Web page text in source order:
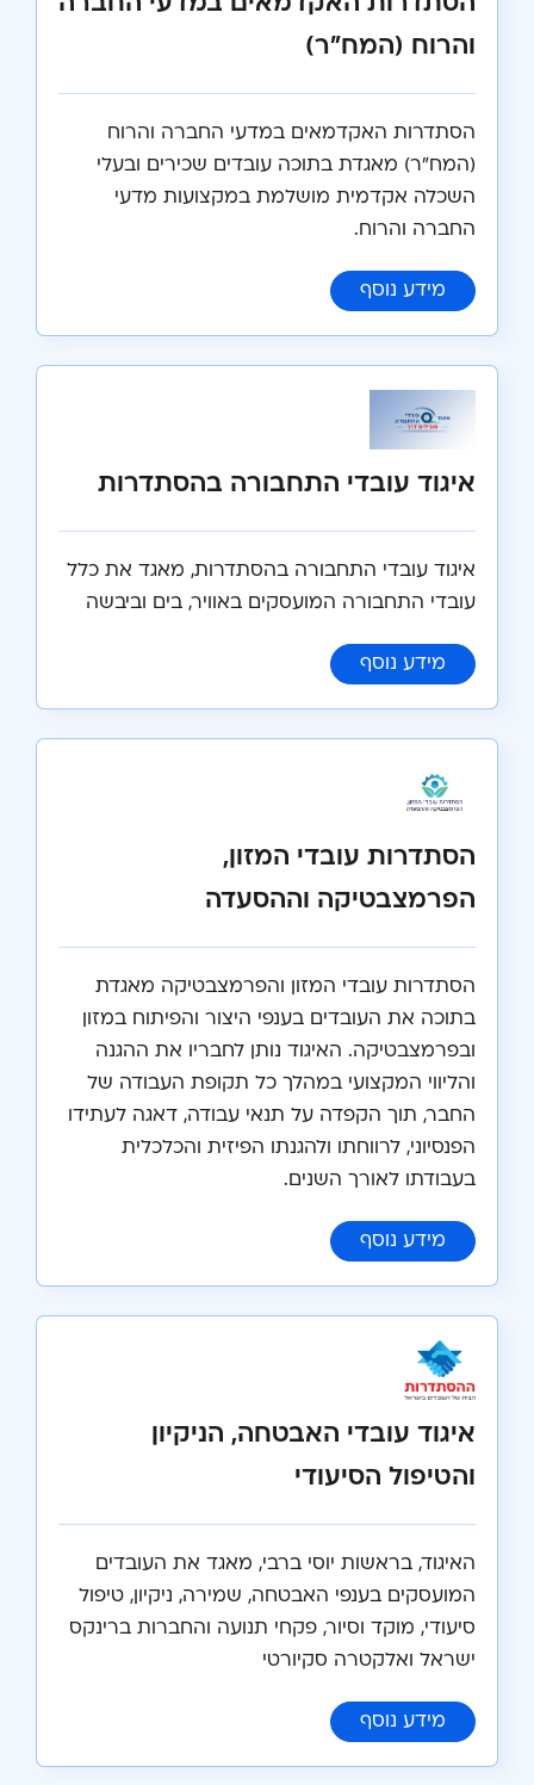
והרוח (המח"ר)
הסתדרות האקדמאים במדעי החברה והרוח
(המח"ר) מאגדת בתוכה עובדים שכירים ובעלי
השכלה אקדמית מושלמת במקצועות מדעי
החברה והרוח.
מידע נוסף
: הסתדרות האקדמאים במדעי החברה
איגוד עובדי התחבורה בהסתדרות
איגוד עובדי התחבורה בהסתדרות, מאגד את כלל
עובדי התחבורה המועסקים באוויר, בים וביבשה
מידע נוסף
: איגוד עובדי התחבורה בהסתדרות
הסתדרות עובדי המזון,
הפרמצבטיקה וההסעדה
הסתדרות עובדי המזון והפרמצבטיקה מאגדת
בתוכה את העובדים בענפי היצור והפיתוח במזון
ובפרמצבטיקה. האיגוד נותן לחבריו את ההגנה
והליווי המקצועי במהלך כל תקופת העבודה של
החבר, תוך הקפדה על תנאי עבודה, דאגה לעתידו
הפנסיוני, לרווחתו ולהגנתו הפיזית והכלכלית
בעבודתו לאורך השנים.
מידע נוסף
: הסתדרות עובדי המזון, הפרמצבטיקה
איגוד עובדי האבטחה, הניקיון
והטיפול הסיעודי
האיגוד, בראשות יוסי ברבי, מאגד את העובדים
המועסקים בענפי האבטחה, שמירה, ניקיון, טיפול
סיעודי, מוקד וסיור, פקחי תנועה והחברות ברינקס
ישראל ואלקטרה סקיורטי
מידע נוסף
: איגוד עובדי האבטחה, הניקיון והטיפול